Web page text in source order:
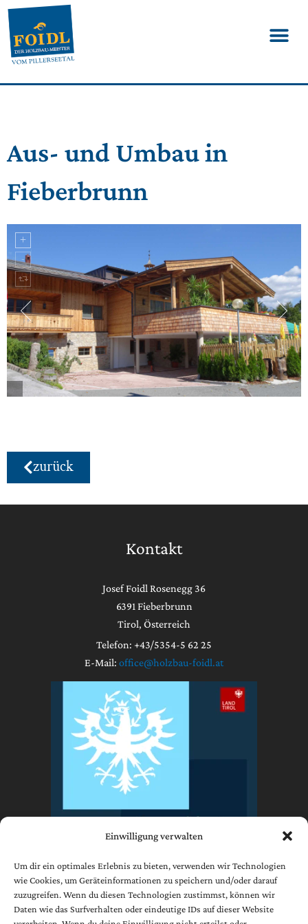
Einwilligung verwalten
Um dir ein optimales Erlebnis zu bieten, verwenden wir Technologien
wie Cookies, um Geräteinformationen zu speichern und/oder darauf
zuzugreifen. Wenn du diesen Technologien zustimmst, können wir
Daten wie das Surfverhalten oder eindeutige IDs auf dieser Website
Aus- und Umbau in
Fieberbrunn
zurück
Kontakt
Josef Foidl Rosenegg 36
6391 Fieberbrunn
Tirol, Österreich
Telefon: +43/5354-5 62 25
E-Mail: office@holzbau-foidl.at
Impressum
Datenschutzerklärung